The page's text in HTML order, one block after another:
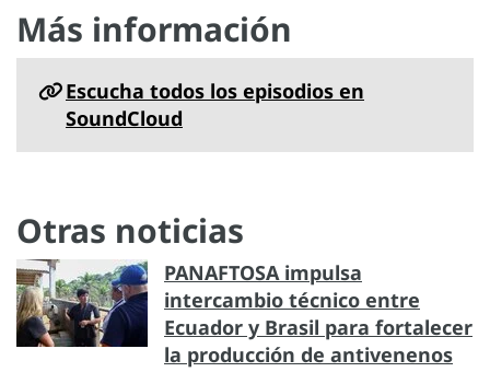
Más información
Escucha todos los episodios en
SoundCloud
Otras noticias
PANAFTOSA impulsa
intercambio técnico entre
Ecuador y Brasil para fortalecer
la producción de antivenenos